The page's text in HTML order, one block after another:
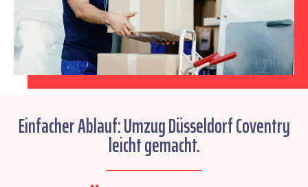
Einfacher Ablauf: Umzug Düsseldorf Coventry
leicht gemacht.